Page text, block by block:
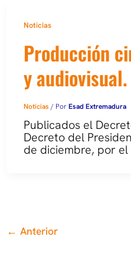
Noticias
Producción
y
Noticias / PorEsad Extremadura
Publicados el
Decreto del
de diciembre, por
← Anterior